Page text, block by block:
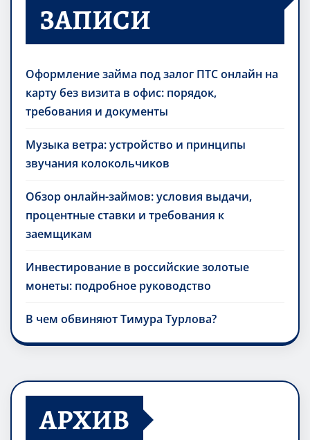
ЗАПИСИ
Оформление займа под залог ПТС онлайн на
карту без визита в офис: порядок,
требования и документы
Музыка ветра: устройство и принципы
звучания колокольчиков
Обзор онлайн-займов: условия выдачи,
процентные ставки и требования к
заемщикам
Инвестирование в российские золотые
монеты: подробное руководство
В чем обвиняют Тимура Турлова?
АРХИВ